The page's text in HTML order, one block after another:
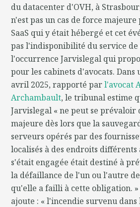
du datacenter d'OVH, à
n'est pas un cas de force
SaaS qui y était hébergé et cet
pas l'indisponibilité du service de
l'occurrence Jarvislegal qui
pour les cabinets d'avocats. Dans
avril 2025, rapporté parl'avocat
Archambault, le tribunal estime
Jarvislegal « ne peut se prévaloir
majeure dès lors que la
serveurs opérés par des
localisés à des endroits
s'était engagée était destiné à
la défaillance de l'un ou l'autre
qu'elle a failli à cette obligation.
ajoute : « l'incendie survenu dans